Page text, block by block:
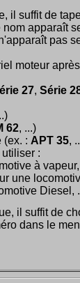
il suffit de
nom apparaît
pas
moteur après
27, Série
62, ...)
(ex. : APT 35,
:
à
une
Diesel,
il suffit de
dans le